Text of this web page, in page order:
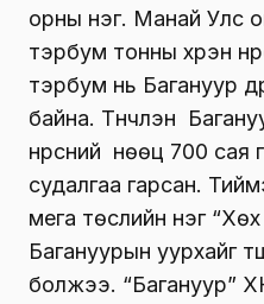
орны нэг. Манай Улс
тэрбум тонны хүрэн
тэрбум нь Багануур
байна. Түүнчлэн
нүүрсний нөөц 700 сая
судалгаа гарсан.
мега төслийн нэг “Хөх
Багануурын уурхайг
болжээ. “Багануур”